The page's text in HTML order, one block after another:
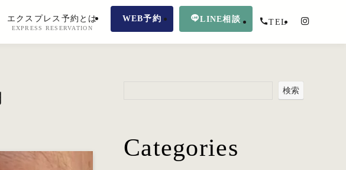
エクスプレス予約とは
EXPRESS RESERVATION
WEB予約 LINE相談 TEL
検索
Categories